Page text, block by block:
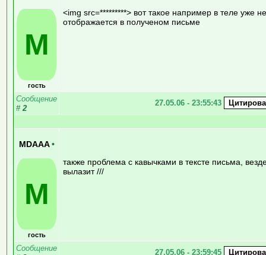
M
гость
<img src=*********> вот такое например в теле уже не
отображается в полученом письме
Сообщение
# 2
27.05.06 - 23:55:43
MDAAA •
M
гость
также проблема с кавычками в тексте письма,
вылазит ///
Сообщение
27.05.06 - 23:59:45